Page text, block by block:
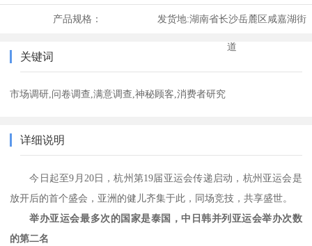
产品规格： 发货地:湖南省长沙岳麓区咸嘉湖街
道
关键词
市场调研,问卷调查,满意调查,神秘顾客,消费者研究
详细说明
今日起至9月20日，杭州第19届亚运会传递启动，杭州亚运会是
放开后的首个盛会，亚洲的健儿齐集于此，同场竞技，共享盛世。
举办亚运会最多次的国家是泰国，中日韩并列亚运会举办次数
的第二名